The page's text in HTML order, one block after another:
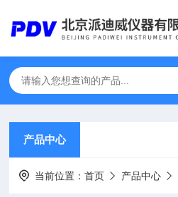
产品中心
当前位置：首页 产品中心